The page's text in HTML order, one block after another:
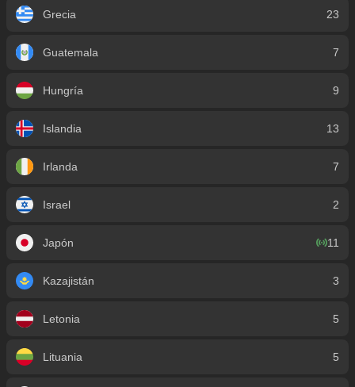
Grecia 23
Guatemala 7
Hungría 9
Islandia 13
Irlanda 7
Israel 2
Japón 11
Kazajistán 3
Letonia 5
Lituania 5